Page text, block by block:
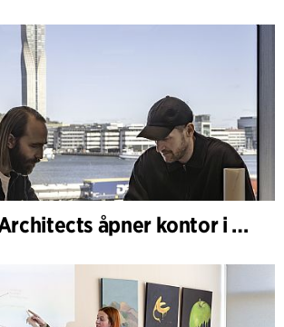
C.F. Møller Architects åpner kontor i Göteborg